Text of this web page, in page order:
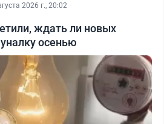
2026 г., 20:02
ждать ли новых
осенью